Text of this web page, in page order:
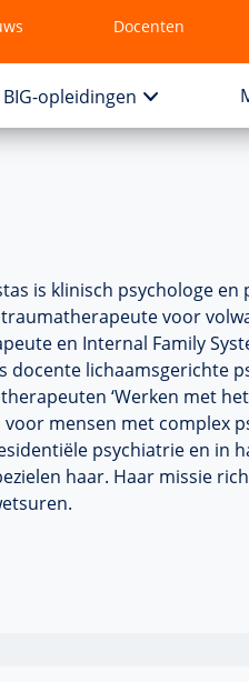
Docenten
BIG-opleidingen
is klinisch psychologe
voor
en Internal Family
docente lichaamsgerichte
‘Werken met
voor mensen met complex
psychiatrie en in
haar. Haar missie